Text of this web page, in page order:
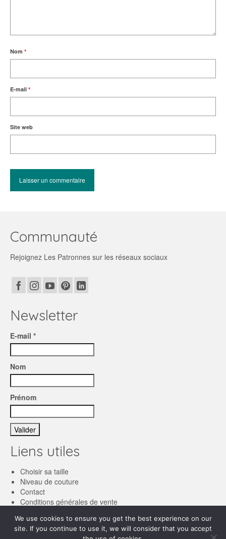
Nom *
E-mail *
Site web
Communauté
Rejoignez Les Patronnes sur les réseaux sociaux
Newsletter
E-mail *
Nom
Prénom
Liens utiles
Choisir sa taille
Niveau de couture
Contact
Conditions générales de vente
We use cookies to ensure you get the best experience on our
site. If you continue to use it, we will consider that you accept